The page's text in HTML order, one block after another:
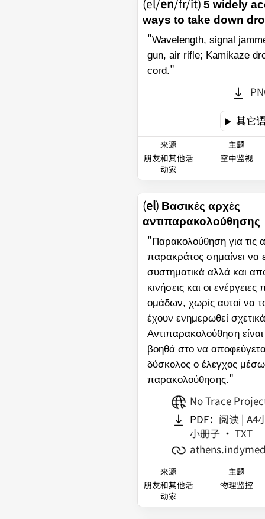
(el/en/fr/it) 5 widely
ways to take down
"Wavelength, signal
gun, air rifle; Kamikaze
cord."
其它
来源
朋友和其他活
动家
主题
空中监视
(el) Βασικές αρχές
αντιπαρακολούθησης
"Παρακολούθηση για τις
παρακράτος σημαίνει να
συστηματικά αλλά και
κινήσεις και οι
ομάδων, χωρίς αυτοί να
έχουν ενημερωθεί
Αντιπαρακολούθηση
βοηθά στο να
δύσκολος ο έλεγχος
παρακολούθησης."
No Trace
PDF： 阅读 |A4
小册子 •TXT
来源
朋友和其他活
动家
主题
物理监控